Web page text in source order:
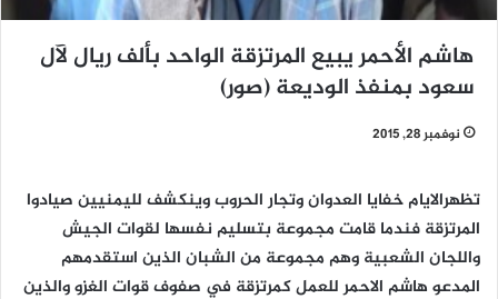
هاشم الأحمر يبيع المرتزقة الواحد بألف ريال لآل
سعود بمنفذ الوديعة (صور)
نوفمبر 28, 2015
تظهرالايام خفايا العدوان وتجار الحروب وينكشف لليمنيين صيادوا
المرتزقة فندما قامت مجموعة بتسليم نفسها لقوات الجيش
واللجان الشعبية وهم مجموعة من الشبان الذين استقدمهم
المدعو هاشم الاحمر للعمل كمرتزقة في صفوف قوات الغزو والذين